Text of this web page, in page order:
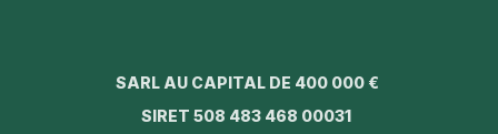
SARL AU CAPITAL DE 400 000 €
SIRET 508 483 468 00031